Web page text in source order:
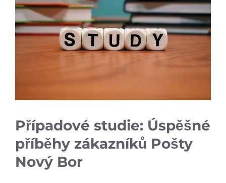
Případové studie: Úspěšné
příběhy zákazníků Pošty
Nový ​Bor